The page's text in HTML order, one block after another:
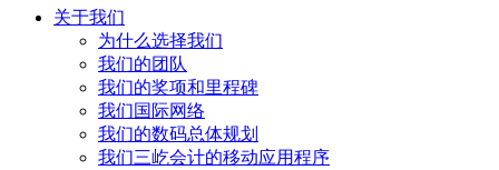
关于我们
为什么选择我们
我们的团队
我们的奖项和里程碑
我们国际网络
我们的数码总体规划
我们三屹会计的移动应用程序